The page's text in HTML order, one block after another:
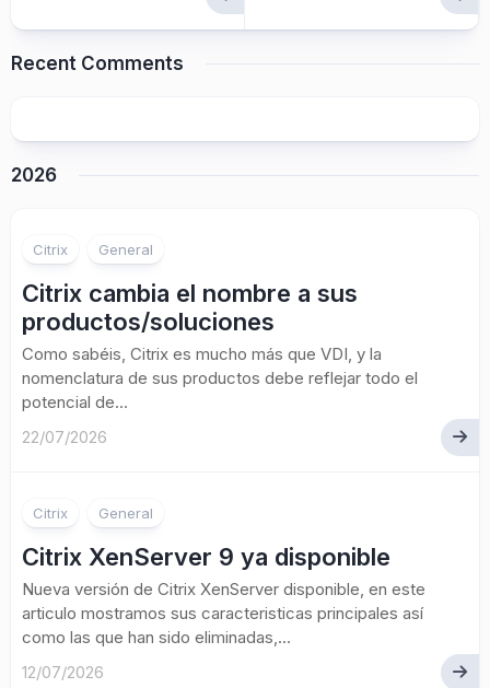
Recent Comments
2026
Citrix General
Citrix cambia el nombre a sus
productos/soluciones
Como sabéis, Citrix es mucho más que VDI, y la
nomenclatura de sus productos debe reflejar todo el
potencial de...
22/07/2026
Citrix General
Citrix XenServer 9 ya disponible
Nueva versión de Citrix XenServer disponible, en este
articulo mostramos sus caracteristicas principales así
como las que han sido eliminadas,...
12/07/2026